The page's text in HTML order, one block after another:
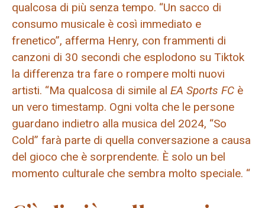
qualcosa di più senza tempo. “Un sacco di
consumo musicale è così immediato e
frenetico”, afferma Henry, con frammenti di
canzoni di 30 secondi che esplodono su Tiktok
la differenza tra fare o rompere molti nuovi
artisti. “Ma qualcosa di simile al EA Sports FC è
un vero timestamp. Ogni volta che le persone
guardano indietro alla musica del 2024, “So
Cold” farà parte di quella conversazione a causa
del gioco che è sorprendente. È solo un bel
momento culturale che sembra molto speciale. “